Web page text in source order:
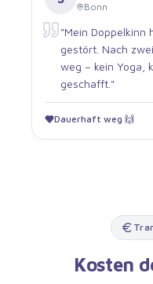
Bonn
"Mein Doppelkinn
gestört. Nach
weg – kein Yoga,
geschafft. "
Dauerhaft weg 🙌
Kosten